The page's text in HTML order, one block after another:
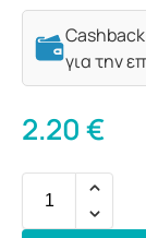
για την
2.20€